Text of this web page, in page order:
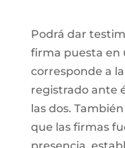
Podrá dar
firma puesta en
corresponde a
registrado ante
las dos.
que las firmas